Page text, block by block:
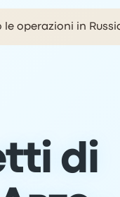
le operazioni in
di